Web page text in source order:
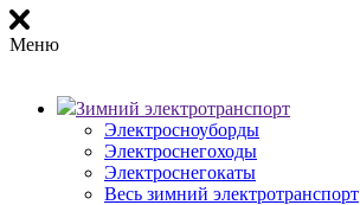
Меню
Зимний электротранспорт
Электросноуборды
Электроснегоходы
Электроснегокаты
Весь зимний электротранспорт